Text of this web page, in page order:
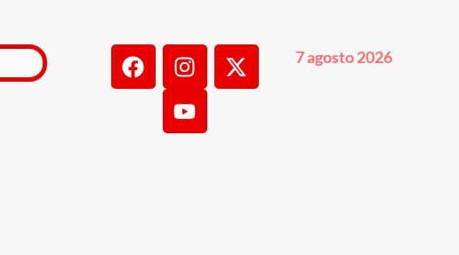
7 agosto 2026